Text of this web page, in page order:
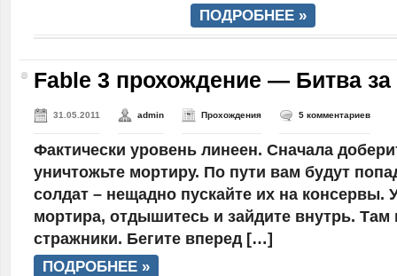
ПОДРОБНЕЕ »
Fable 3 прохождение — Битва
31.05.2011 admin Прохождения 5 комментариев
Фактически уровень линеен. Сначала
уничтожьте мортиру. По пути вам будут
солдат – нещадно пускайте их на консервы.
мортира, отдышитесь и зайдите внутрь. Там
стражники. Бегите вперед […]
ПОДРОБНЕЕ »